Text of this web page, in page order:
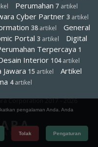
Perumahan 7artikel
Cyber Partner 3 artikel
38artikel General
Portal 3 artikel
Digital
Terpercaya 1
Interior 104artikel
Jawara 15 artikel
Artikel
4artikel
Corporation 2017 - 2026
pengalaman Anda. Anda
Tolak Pengaturan